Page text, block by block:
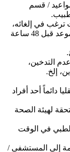
/ قسم
ترغب في إلغائه،
فيجب القيام بإشعار المكتب المختص بالموعد قبل 48 ساعة
التدخين،
إلخ.
دائماً أحد أفراد
لهيئة الصحة
في الوقت
إلى المستشفى /